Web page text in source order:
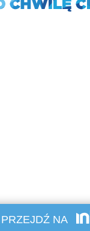
PRZEJDŹ NA